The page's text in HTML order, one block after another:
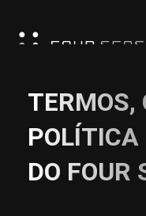
content
TERMOS,
POLÍTICA
DO FOUR